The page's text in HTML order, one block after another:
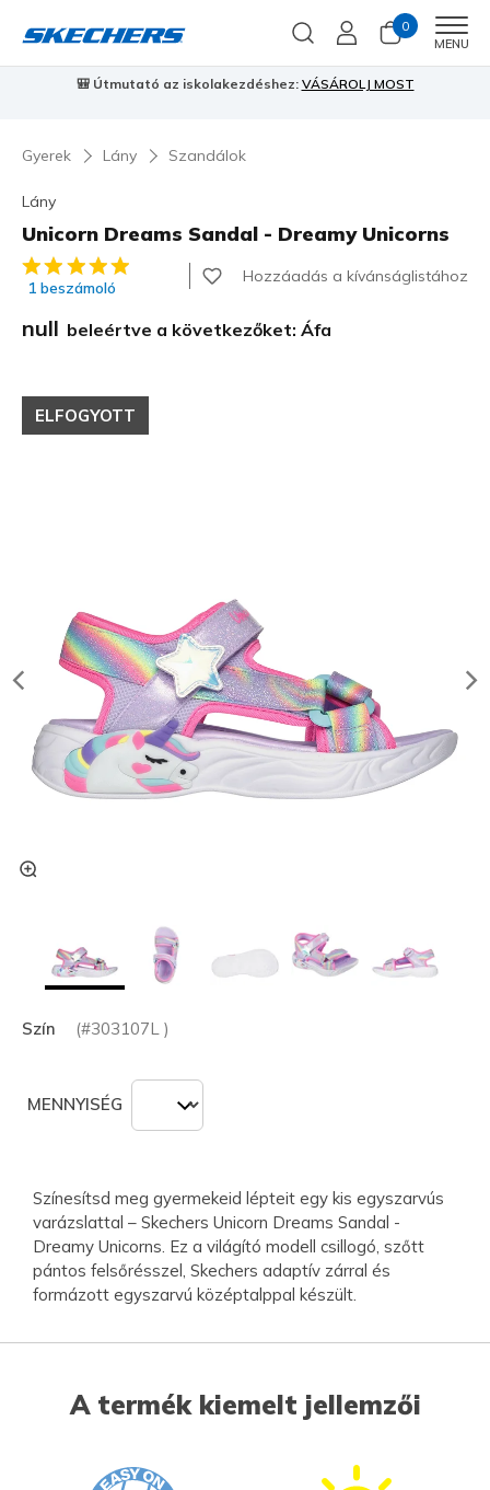
0
MENU
🎒 Útmutató az iskolakezdéshez: VÁSÁROLJ MOST
Gyerek Lány Szandálok
Lány
Unicorn Dreams Sandal - Dreamy Unicorns
3,9 az 5-ből ügyfélértékelés
1 beszámoló
Hozzáadás a kívánságlistához
null beleértve a következőket: Áfa
ELFOGYOTT
Szín (#303107L )
MENNYISÉG
Színesítsd meg gyermekeid lépteit egy kis egyszarvús
varázslattal – Skechers Unicorn Dreams Sandal -
Dreamy Unicorns. Ez a világító modell csillogó, szőtt
pántos felsőrésszel, Skechers adaptív zárral és
formázott egyszarvú középtalppal készült.
A termék kiemelt jellemzői